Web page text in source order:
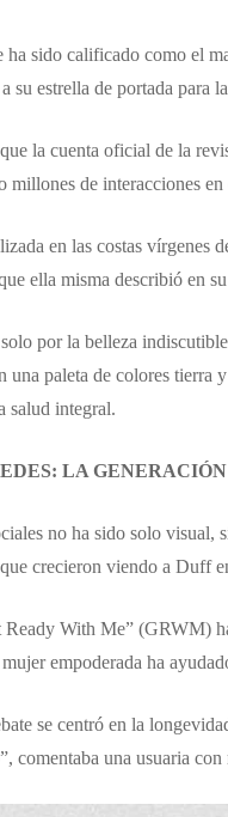
sido calificado como el
su estrella de portada para
la cuenta oficial de la
millones de interacciones en
en las costas
ella misma describió en
por la belleza
paleta de colores tierra
salud integral.
LA
no ha sido solo visual,
crecieron viendo a Duff
Ready With Me” (GRWM)
empoderada ha
se centró en la
comentaba una usuaria